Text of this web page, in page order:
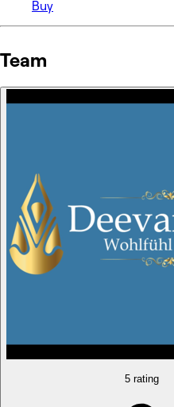
Buy
Team
5 rating